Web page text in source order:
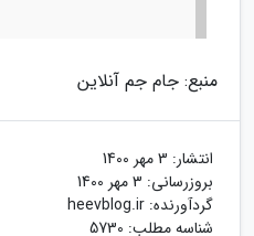
منبع: جام جم آنلاین
انتشار: 3 مهر 1400
بروزرسانی: 3 مهر 1400
گردآورنده: heevblog.ir
شناسه مطلب: 5730